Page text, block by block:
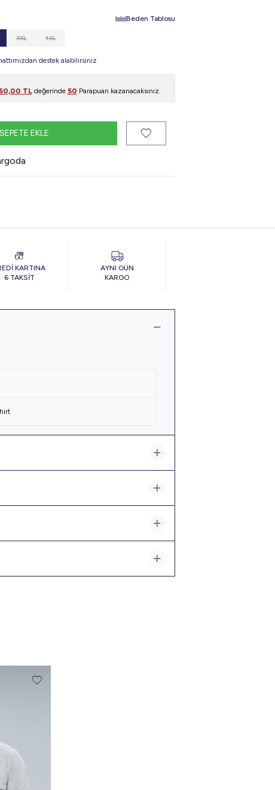
Beden Tablosu
3XL 4XL
destek alabilirsiniz
50,00 TLdeğerinde 50 Parapuan kazanacaksınız.
SEPETE EKLE
KARTINA
6 TAKSİT
AYNI GÜN
KARGO